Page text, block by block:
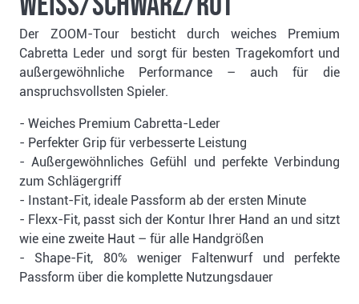
Der ZOOM-Tour besticht durch weiches Premium
Cabretta Leder und sorgt für besten Tragekomfort und
außergewöhnliche Performance – auch für die
anspruchsvollsten Spieler.
- Weiches Premium Cabretta-Leder
- Perfekter Grip für verbesserte Leistung
- Außergewöhnliches Gefühl und perfekte Verbindung
zum Schlägergriff
- Instant-Fit, ideale Passform ab der ersten Minute
- Flexx-Fit, passt sich der Kontur Ihrer Hand an und sitzt
wie eine zweite Haut – für alle Handgrößen
- Shape-Fit, 80% weniger Faltenwurf und perfekte
Passform über die komplette Nutzungsdauer